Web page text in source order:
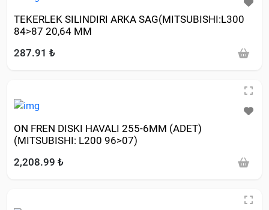
TEKERLEK SILINDIRI ARKA SAG(MITSUBISHI:L300
84>87 20,64 MM
287.91 ₺
ON FREN DISKI HAVALI 255-6MM (ADET)
(MITSUBISHI: L200 96>07)
2,208.99 ₺